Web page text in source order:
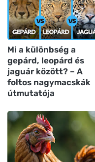
Mi a különbség a
gepárd, leopárd és
jaguár között? – A
foltos nagymacskák
útmutatója